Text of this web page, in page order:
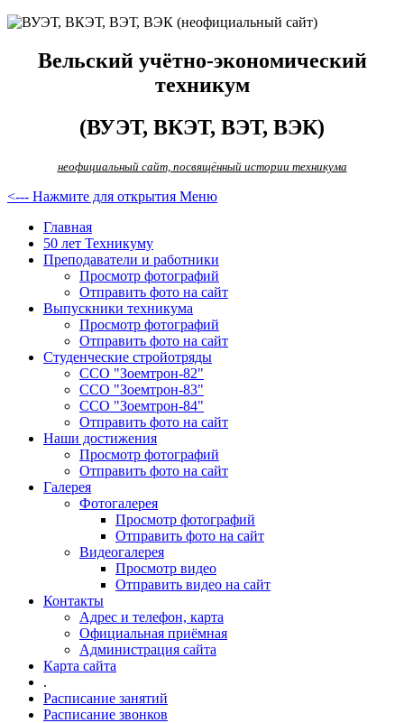
Вельский учётно-экономический
техникум
(ВУЭТ, ВКЭТ, ВЭТ, ВЭК)
неофициальный сайт, посвящённый истории техникума
<--- Нажмите для открытия Меню
Главная
50 лет Техникуму
Преподаватели и работники
Просмотр фотографий
Отправить фото на сайт
Выпускники техникума
Просмотр фотографий
Отправить фото на сайт
Студенческие стройотряды
ССО "Зоемтрон-82"
ССО "Зоемтрон-83"
ССО "Зоемтрон-84"
Отправить фото на сайт
Наши достижения
Просмотр фотографий
Отправить фото на сайт
Галерея
Фотогалерея
Просмотр фотографий
Отправить фото на сайт
Видеогалерея
Просмотр видео
Отправить видео на сайт
Контакты
Адрес и телефон, карта
Официальная приёмная
Администрация сайта
Карта сайта
.
Расписание занятий
Расписание звонков